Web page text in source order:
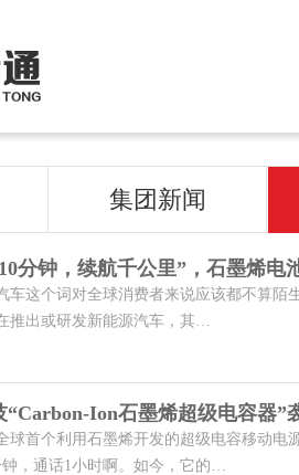
集团新闻
分钟，续航千公里”，石墨烯电
车这个词对全球消费者来说应该都不算陌
推出或研发新能源汽车，其…
“Carbon-Ion石墨烯超级电容器”
球首个利用石墨烯开发的超级电容移动电
钟，通话1小时啊。如今，它的…